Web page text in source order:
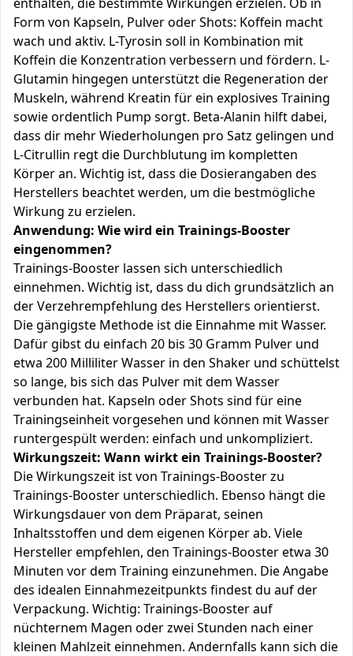
Form von Kapseln, Pulver oder Shots: Koffein macht
wach und aktiv. L-Tyrosin soll in Kombination mit
Koffein die Konzentration verbessern und fördern. L-
Glutamin hingegen unterstützt die Regeneration der
Muskeln, während Kreatin für ein explosives Training
sowie ordentlich Pump sorgt. Beta-Alanin hilft dabei,
dass dir mehr Wiederholungen pro Satz gelingen und
L-Citrullin regt die Durchblutung im kompletten
Körper an. Wichtig ist, dass die Dosierangaben des
Herstellers beachtet werden, um die bestmögliche
Wirkung zu erzielen.
Anwendung: Wie wird ein Trainings-Booster
eingenommen?
Trainings-Booster lassen sich unterschiedlich
einnehmen. Wichtig ist, dass du dich grundsätzlich an
der Verzehrempfehlung des Herstellers orientierst.
Die gängigste Methode ist die Einnahme mit Wasser.
Dafür gibst du einfach 20 bis 30 Gramm Pulver und
etwa 200 Milliliter Wasser in den Shaker und schüttelst
so lange, bis sich das Pulver mit dem Wasser
verbunden hat. Kapseln oder Shots sind für eine
Trainingseinheit vorgesehen und können mit Wasser
runtergespült werden: einfach und unkompliziert.
Wirkungszeit: Wann wirkt ein Trainings-Booster?
Die Wirkungszeit ist von Trainings-Booster zu
Trainings-Booster unterschiedlich. Ebenso hängt die
Wirkungsdauer von dem Präparat, seinen
Inhaltsstoffen und dem eigenen Körper ab. Viele
Hersteller empfehlen, den Trainings-Booster etwa 30
Minuten vor dem Training einzunehmen. Die Angabe
des idealen Einnahmezeitpunkts findest du auf der
Verpackung. Wichtig: Trainings-Booster auf
nüchternem Magen oder zwei Stunden nach einer
kleinen Mahlzeit einnehmen. Andernfalls kann sich die